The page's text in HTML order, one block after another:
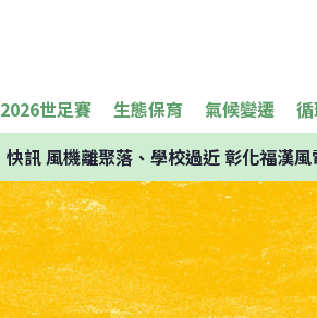
2026世足賽 生態保育 氣候變遷
快訊風機離聚落、學校過近 彰化福漢